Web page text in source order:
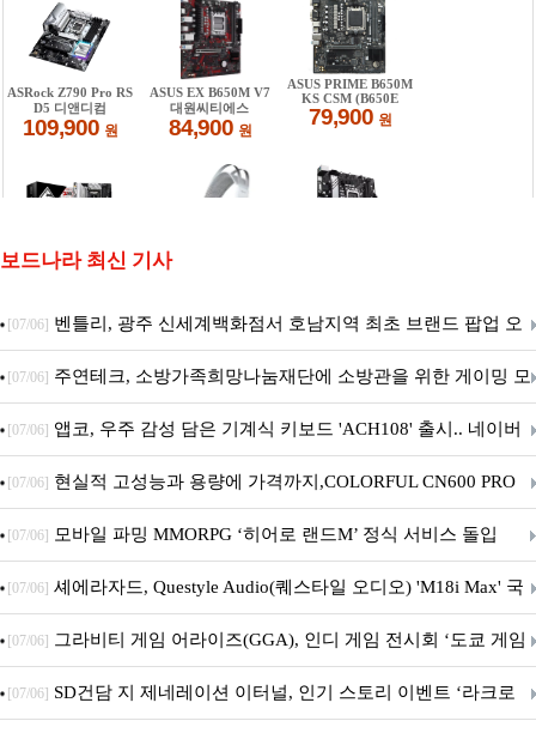
보드나라 최신 기사
[07/06] 벤틀리, 광주 신세계백화점서 호남지역 최초 브랜드 팝업 오
픈
[07/06] 주연테크, 소방가족희망나눔재단에 소방관을 위한 게이밍 모
니터·스마트 펫 침대 기부
[07/06] 앱코, 우주 감성 담은 기계식 키보드 'ACH108' 출시.. 네이버
브랜드데이 기획전 진행
[07/06] 현실적 고성능과 용량에 가격까지,COLORFUL CN600 PRO
M.2 NVMe 디앤디컴 1TB
[07/06] 모바일 파밍 MMORPG ‘히어로 랜드M’ 정식 서비스 돌입
[07/06] 셰에라자드, Questyle Audio(퀘스타일 오디오) 'M18i Max' 국
내 정식 출시
[07/06] 그라비티 게임 어라이즈(GGA), 인디 게임 전시회 ‘도쿄 게임
던전 13’ 참가!
[07/06] SD건담 지 제네레이션 이터널, 인기 스토리 이벤트 ‘라크로